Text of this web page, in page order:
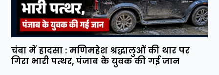
चंबा में हादसा : मणिमहेश श्रद्धालुओं की थार पर
गिरा भारी पत्थर, पंजाब के युवक की गई जान